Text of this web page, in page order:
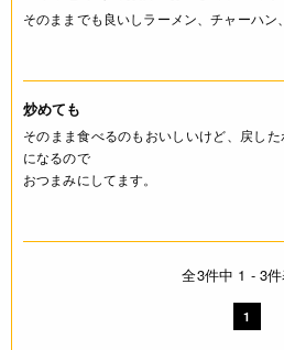
そのままでも良いしラーメン、チャーハン
炒めても
そのまま食べるのもおいしいけど、戻し
になるので
おつまみにしてます。
全3件中 1 - 3
1